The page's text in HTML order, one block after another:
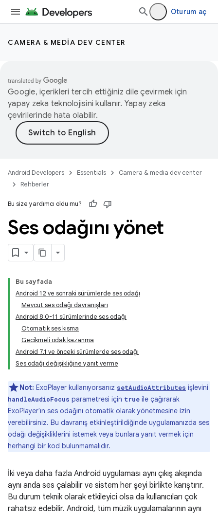
Oturum aç
CAMERA & MEDIA DEV CENTER
Google, içerikleri tercih ettiğiniz dile çevirmek için
yapay zeka teknolojisini kullanır. Yapay zeka
çevirilerinde hata olabilir.
Android Developers Essentials
Camera & media dev center
Rehberler
Bu size yardımcı oldu mu?
Ses odağını yönet
Bu sayfada
Android 12 ve sonraki sürümlerde ses odağı
Mevcut ses odağı davranışları
Android 8.0-11 sürümlerinde ses odağı
Otomatik ses kısma
Gecikmeli odak kazanma
Android 7.1 ve önceki sürümlerde ses odağı
Ses odağı değişikliğine yanıt verme
Not: ExoPlayer kullanıyorsanız setAudioAttributes işlevini
handleAudioFocus parametresi için true ile çağırarak
ExoPlayer'ın ses odağını otomatik olarak yönetmesine izin
verebilirsiniz. Bu davranış etkinleştirildiğinde uygulamanızda ses
odağı değişikliklerini istemek veya bunlara yanıt vermek için
herhangi bir kod bulunmamalıdır.
İki veya daha fazla Android uygulaması aynı çıkış akışında
aynı anda ses çalabilir ve sistem her şeyi birlikte karıştırır.
Bu durum teknik olarak etkileyici olsa da kullanıcıları çok
rahatsız edebilir. Android, tüm müzik uygulamalarının aynı